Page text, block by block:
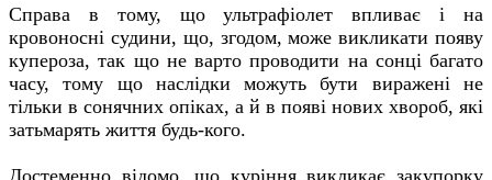
Справа в тому, що ультрафіолет впливає і на
кровоносні судини, що, згодом, може викликати появу
купероза, так що не варто проводити на сонці багато
часу, тому що наслідки можуть бути виражені не
тільки в сонячних опіках, а й в появі нових хвороб, які
затьмарять життя будь-кого.